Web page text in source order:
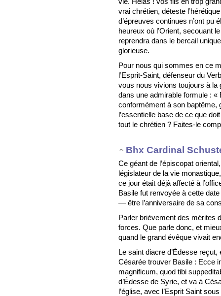
vrai chrétien, déteste l’hérétique
d’épreuves continues n’ont pu
heureux où l’Orient, secouant
reprendra dans le bercail
glorieuse.
Pour nous qui sommes en ce
l’Esprit-Saint, défenseur du
vous nous vivions toujours à la
dans une admirable formule : «
conformément à son baptême,
l’essentielle base de ce que
tout le chrétien ? Faites-le
Bhx Cardinal
Ce géant de l’épiscopat
législateur de la vie
ce jour était déjà affecté à
Basile fut renvoyée à cette
— être l’anniversaire de sa
Parler brièvement des mérites
forces. Que parle donc, et
quand le grand évêque vivait
Le saint diacre d’Édesse reçut,
Césarée trouver Basile : Ecce
magnificum, quod tibi
d’Édesse de Syrie, et va à
l’église, avec l’Esprit Saint